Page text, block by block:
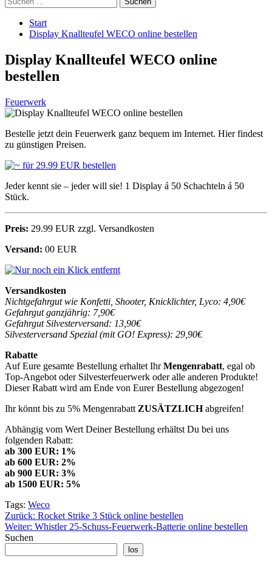
nach:
Start
Display Knallteufel WECO online bestellen
Display Knallteufel WECO online
bestellen
Feuerwerk
Bestelle jetzt dein Feuerwerk ganz bequem im Internet. Hier findest
zu günstigen Preisen.
Jeder kennt sie – jeder will sie! 1 Display á 50 Schachteln á 50
Stück.
Preis: 29.99 EUR zzgl. Versandkosten
Versand: 00 EUR
Versandkosten
Nichtgefahrgut wie Konfetti, Shooter, Knicklichter, Lyco: 4,90€
Gefahrgut ganzjährig: 7,90€
Gefahrgut Silvesterversand: 13,90€
Silvesterversand Spezial (mit GO! Express): 29,90€
Rabatte
Auf Eure gesamte Bestellung erhaltet IhrMengenrabatt, egal ob
Top-Angebot oder Silvesterfeuerwerk oder alle anderen Produkte!
Dieser Rabatt wird am Ende von Eurer Bestellung abgezogen!
Ihr könnt bis zu 5% Mengenrabatt ZUSÄTZLICHabgreifen!
Abhängig vom Wert Deiner Bestellung erhältst Du bei uns
folgenden Rabatt:
ab 300 EUR: 1%
ab 600 EUR: 2%
ab 900 EUR: 3%
ab 1500 EUR: 5%
Tags: Weco
Beitragsnavigation
Zurück: Rocket Strike 3 Stück online bestellen
Weiter: Whistler 25-Schuss-Feuerwerk-Batterie online bestellen
Suchen
los